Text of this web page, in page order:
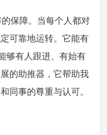
保障。当每个人都对
可靠地运转。它能有
够有人跟进、有始有
的助推器，它帮助我
同事的尊重与认可。